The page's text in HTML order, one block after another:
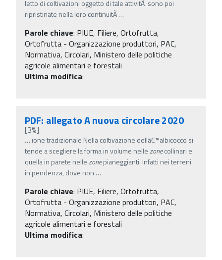
letto di coltivazioni oggetto di tale attivitÃ sono poi
ripristinate nella loro continuitÃ…
Parole chiave: PIUE, Filiere, Ortofrutta,
Ortofrutta - Organizzazione produttori, PAC,
Normativa, Circolari, Ministero delle politiche
agricole alimentari e forestali
Ultima modifica:
PDF: allegato A nuova circolare 2020
[3%]
… ione tradizionale Nella coltivazione dellâ€™albicocco si
tende a scegliere la forma in volume nellezonecollinari e
quella in parete nellezonepianeggianti. Infatti nei terreni
in pendenza, dove non …
Parole chiave: PIUE, Filiere, Ortofrutta,
Ortofrutta - Organizzazione produttori, PAC,
Normativa, Circolari, Ministero delle politiche
agricole alimentari e forestali
Ultima modifica: